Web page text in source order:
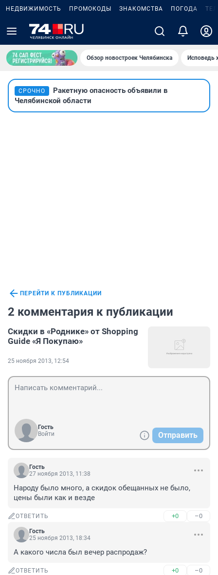
НЕДВИЖИМОСТЬ ПРОМОКОДЫ ЗНАКОМСТВА ПОГОДА
Обзор новостроек Челябинска Исповедь
СРОЧНО
Ракетную опасность объявили в
Челябинской области
ПЕРЕЙТИ К ПУБЛИКАЦИИ
2 комментария к публикации
Скидки в «Роднике» от Shopping
Guide «Я Покупаю»
25 ноября 2013, 12:54
Гость
Войти
Отправить
Гость
27 ноября 2013, 11:38
Народу было много, а скидок обещанных не было,
цены были как и везде
ОТВЕТИТЬ +0 –0
Гость
25 ноября 2013, 18:34
А какого числа был вечер распродаж?
ОТВЕТИТЬ +0 –0